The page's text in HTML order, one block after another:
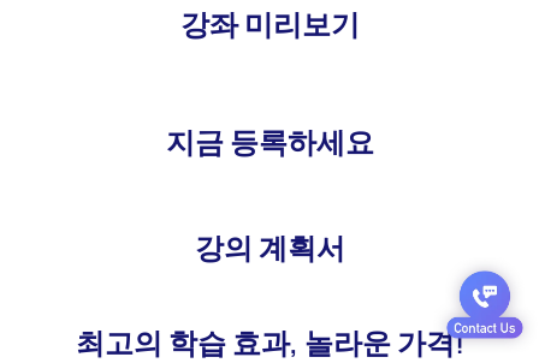
강좌 미리보기
지금 등록하세요
강의 계획서
최고의 학습 효과, 놀라운 가격!